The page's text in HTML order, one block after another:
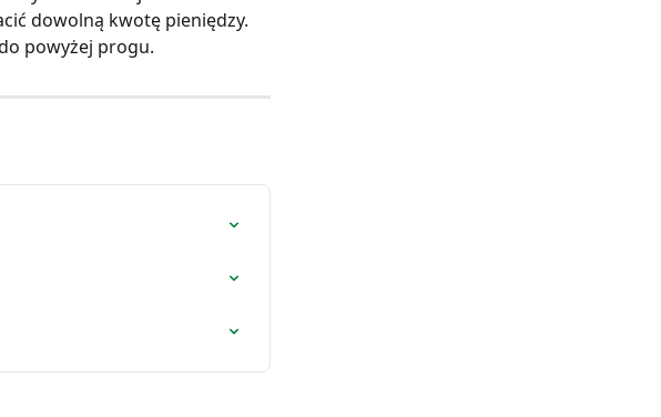
dowolną kwotę pieniędzy.
powyżej progu.